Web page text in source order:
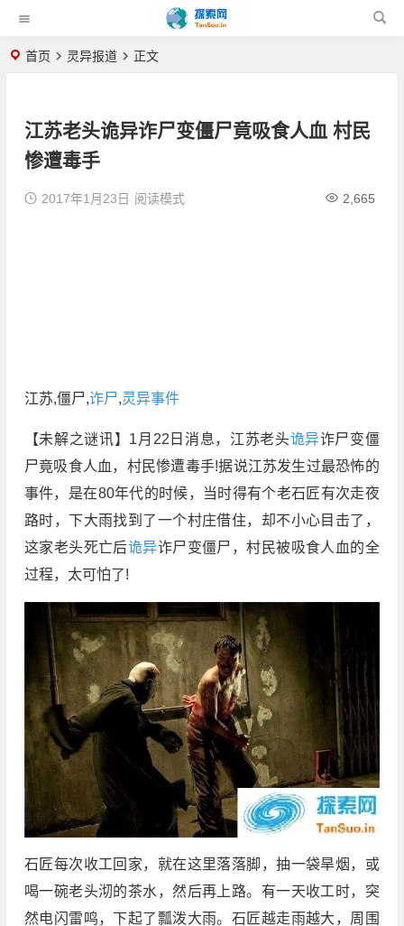
首页 灵异报道 正文
江苏老头诡异诈尸变僵尸竟吸食人血 村民
惨遭毒手
2017年1月23日 2,665
阅读模式
江苏,僵尸,诈尸,灵异事件
【未解之谜讯】1月22日消息，江苏老头诡异诈尸变僵
尸竟吸食人血，村民惨遭毒手!据说江苏发生过最恐怖的
事件，是在80年代的时候，当时得有个老石匠有次走夜
路时，下大雨找到了一个村庄借住，却不小心目击了，
这家老头死亡后诡异诈尸变僵尸，村民被吸食人血的全
过程，太可怕了!
石匠每次收工回家，就在这里落落脚，抽一袋旱烟，或
喝一碗老头沏的茶水，然后再上路。有一天收工时，突
然电闪雷鸣，下起了瓢泼大雨。石匠越走雨越大，周围